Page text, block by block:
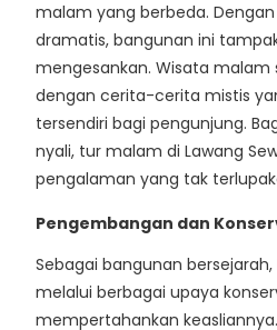
malam yang berbeda.
dramatis, bangunan ini
mengesankan. Wisata malam
dengan cerita-cerita mistis
tersendiri bagi pengunjung.
nyali, tur malam di Lawang
pengalaman yang tak
Pengembangan dan
Sebagai bangunan
melalui berbagai upaya
mempertahankan